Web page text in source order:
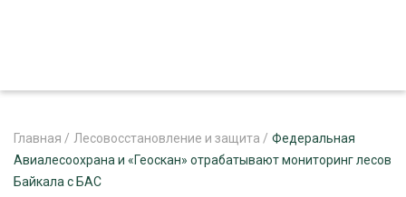
ЖУРНАЛ «ЛЕСНОЙ КОМПЛЕКС»
Главная / Лесовосстановление и защита / Федеральная
Авиалесоохрана и «Геоскан» отрабатывают мониторинг лесов
Байкала с БАС